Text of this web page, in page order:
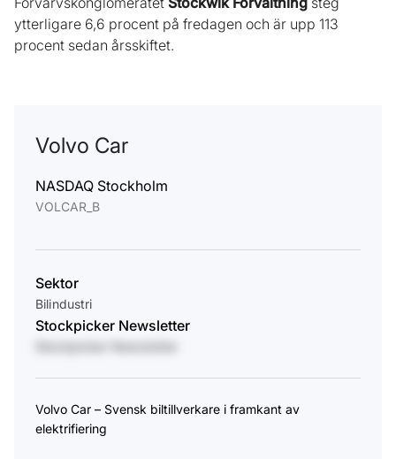
ytterligare 6,6 procent på fredagen och är upp 113
procent sedan årsskiftet.
Volvo Car
NASDAQ Stockholm
VOLCAR_B
Sektor
Bilindustri
Stockpicker Newsletter
Volvo Car – Svensk biltillverkare i framkant av
elektrifiering